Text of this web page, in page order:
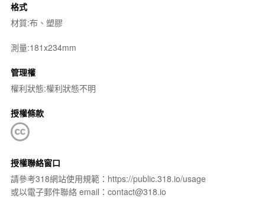
格式
材質:布、塑膠
測量:181x234mm
管理權
權利狀態:權利狀態不明
授權條款
授權聯絡窗口
請參考318網站使用規範：https://public.318.io/usage
或以電子郵件聯絡 email：contact@318.io